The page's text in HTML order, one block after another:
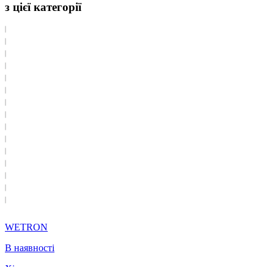
з цієї категорії
WETRON
В наявності